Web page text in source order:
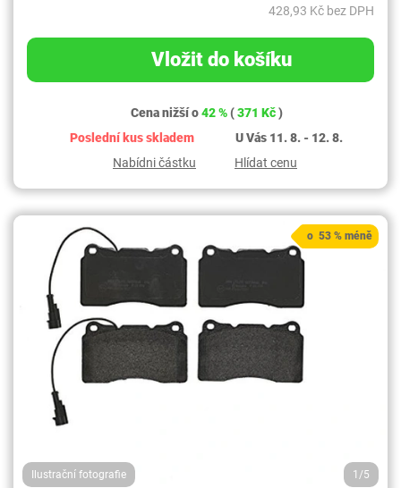
428,93 Kč bez DPH
Vložit do košíku
Cena nižší o42 %(371 Kč)
Poslední kus skladem
U Vás 11. 8. - 12. 8.
Nabídni částku
Hlídat cenu
Ilustrační fotografie 1/5
o 53 % méně